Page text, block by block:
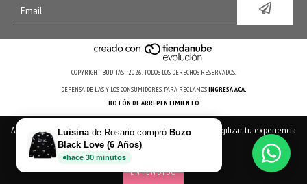
Al navegar por este sitioaceptás el uso de cookies
para agilizar tu experiencia
de compra.
ENTENDIDO
COPYRIGHT BUDITAS - 2026. TODOS LOS DERECHOS RESERVADOS.
DEFENSA DE LAS Y LOS CONSUMIDORES. PARA RECLAMOSINGRESÁ ACÁ.
BOTÓN DE ARREPENTIMIENTO
Luisina de Rosario compró Buzo
Black Love (6 Años)
hace 30 minutos